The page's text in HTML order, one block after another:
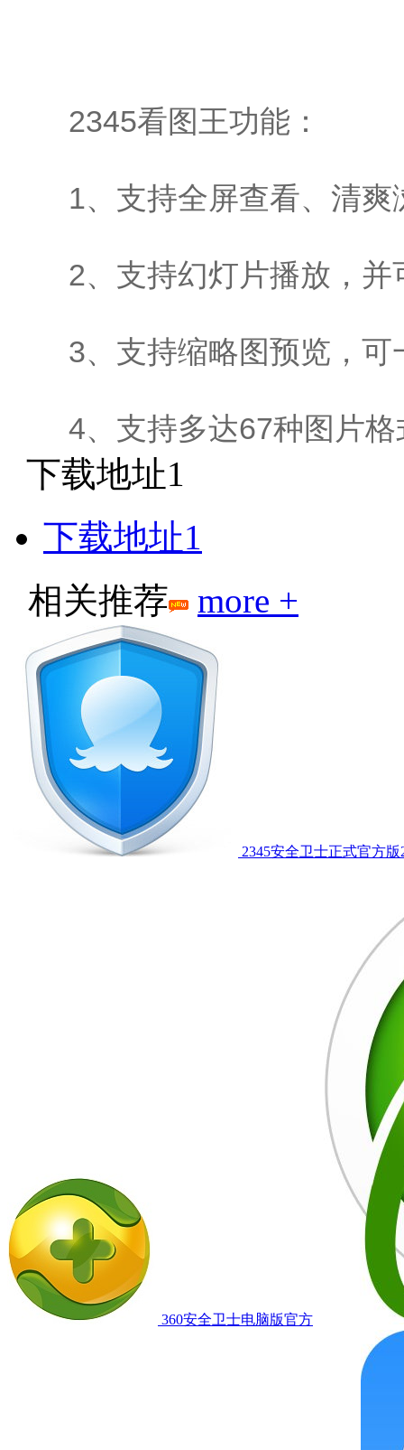
2345看图王功能：
1、支持全屏查看、清爽
2、支持幻灯片播放，并
3、支持缩略图预览，可
4、支持多达67种图片格
下载地址1
下载地址1
相关推荐
more +
2345安全卫士正式官方版
360安全卫士电脑版官方